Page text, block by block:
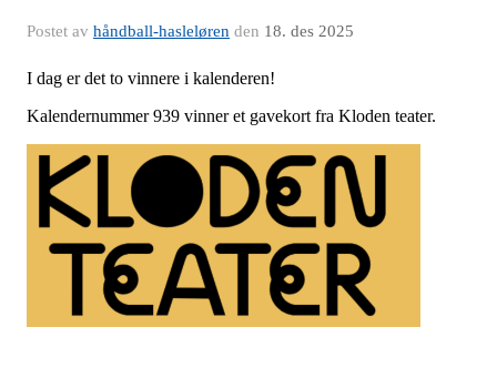
Postet av håndball-hasleløren den 18. des 2025
I dag er det to vinnere i kalenderen!
Kalendernummer 939 vinner et gavekort fra Kloden teater.